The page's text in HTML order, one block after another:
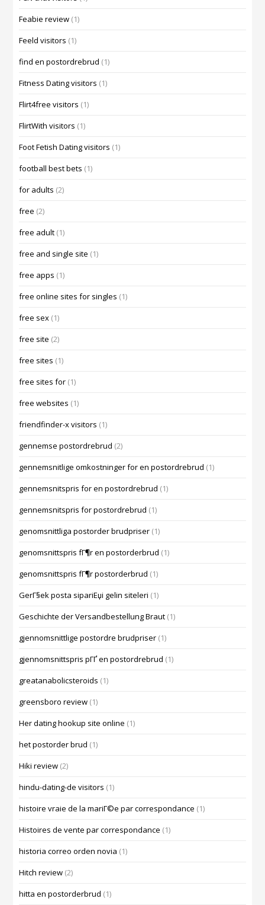
Feabie review (1)
Feeld visitors (1)
find en postordrebrud (1)
Fitness Dating visitors (1)
Flirt4free visitors (1)
FlirtWith visitors (1)
Foot Fetish Dating visitors (1)
football best bets (1)
for adults (2)
free (2)
free adult (1)
free and single site (1)
free apps (1)
free online sites for singles (1)
free sex (1)
free site (2)
free sites (1)
free sites for (1)
free websites (1)
friendfinder-x visitors (1)
gennemse postordrebrud (2)
gennemsnitlige omkostninger for en postordrebrud (1)
gennemsnitspris for en postordrebrud (1)
gennemsnitspris for postordrebrud (1)
genomsnittliga postorder brudpriser (1)
genomsnittspris fГ¶r en postorderbrud (1)
genomsnittspris fГ¶r postorderbrud (1)
GerГ§ek posta sipariЕџi gelin siteleri (1)
Geschichte der Versandbestellung Braut (1)
gjennomsnittlige postordre brudpriser (1)
gjennomsnittspris pГҐ en postordrebrud (1)
greatanabolicsteroids (1)
greensboro review (1)
Her dating hookup site online (1)
het postorder brud (1)
Hiki review (2)
hindu-dating-de visitors (1)
histoire vraie de la mariГ©e par correspondance (1)
Histoires de vente par correspondance (1)
historia correo orden novia (1)
Hitch review (2)
hitta en postorderbrud (1)